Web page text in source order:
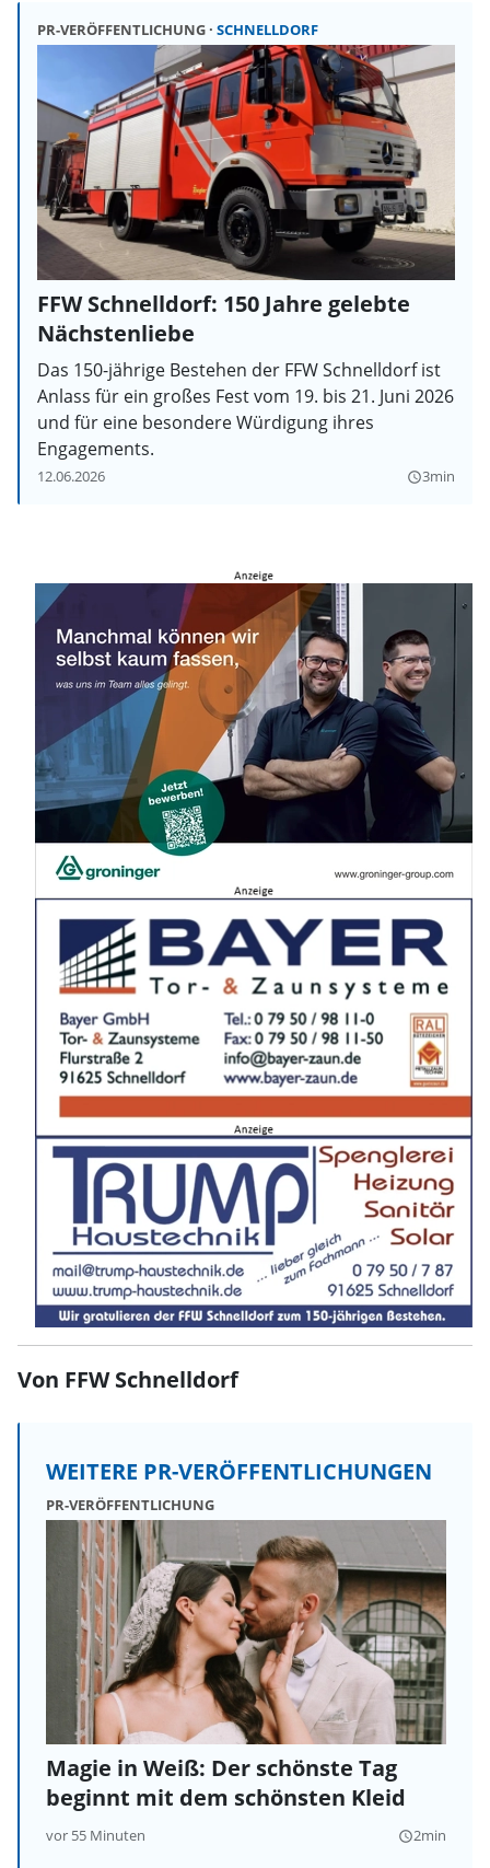
PR-VERÖFFENTLICHUNG SCHNELLDORF
FFW Schnelldorf: 150 Jahre gelebte
Nächstenliebe
Das 150-jährige Bestehen der FFW Schnelldorf ist
Anlass für ein großes Fest vom 19. bis 21. Juni 2026
und für eine besondere Würdigung ihres
Engagements.
12.06.2026 query_builder3min
Von FFW Schnelldorf
WEITERE PR-VERÖFFENTLICHUNGEN
PR-VERÖFFENTLICHUNG
Magie in Weiß: Der schönste Tag
beginnt mit dem schönsten Kleid
vor 55 Minuten query_builder2min